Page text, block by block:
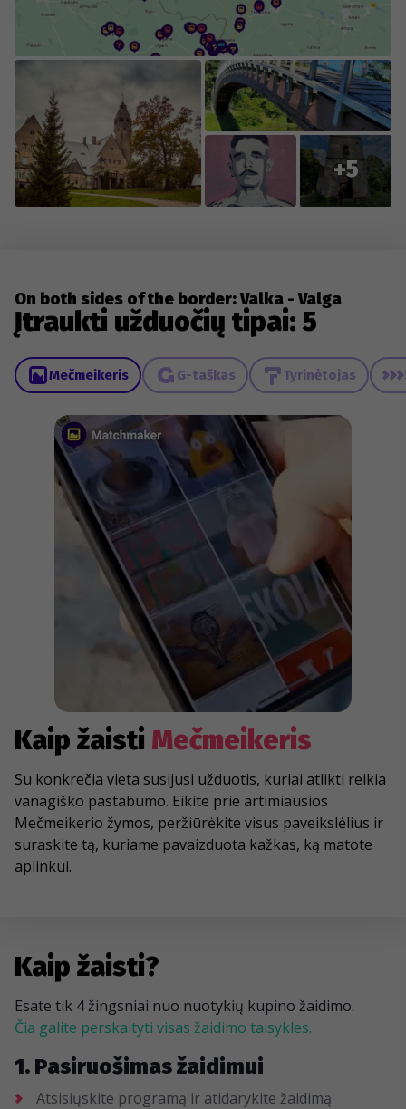
changes to existing content.
+5
On both sides of the border: Valka - Valga
Įtraukti užduočių tipai: 5
Mečmeikeris G-taškas Tyrinėtojas
Kaip žaisti Mečmeikeris
Su konkrečia vieta susijusi užduotis, kuriai atlikti reikia
vanagiško pastabumo. Eikite prie artimiausios
Mečmeikerio žymos, peržiūrėkite visus paveikslėlius ir
suraskite tą, kuriame pavaizduota kažkas, ką matote
aplinkui.
Kaip žaisti?
Esate tik 4 žingsniai nuo nuotykių kupino žaidimo.
Čia galite perskaityti visas žaidimo taisykles.
1. Pasiruošimas žaidimui
Atsisiųskite programą ir atidarykite žaidimą